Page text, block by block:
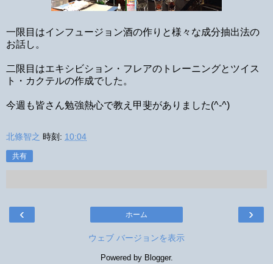
一限目はインフュージョン酒の作りと様々な成分抽出法の
お話し。
二限目はエキシビション・フレアのトレーニングとツイス
ト・カクテルの作成でした。
今週も皆さん勉強熱心で教え甲斐がありました(^-^)
北條智之 時刻: 10:04
共有
‹ ›
ホーム
ウェブ バージョンを表示
Powered by Blogger.